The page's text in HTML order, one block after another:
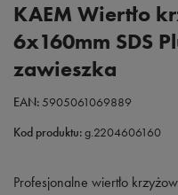
KAEM Wiertło
6x160mm SDS
zawieszka
EAN:5905061069889
Kod produktu:g.2204606160
Profesjonalne wiertło